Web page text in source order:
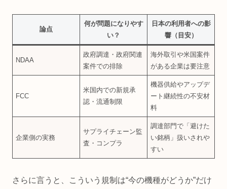
論点
何が問題になりやす
い？
日本の利用者への影
響（目安）
NDAA
政府調達・政府関連
案件での排除
海外取引や米国案件
がある企業は要注意
FCC
米国内での新規承
認・流通制限
機器供給やアップデ
ート継続性の不安材
料
企業側の実務
サプライチェーン監
査・コンプラ
調達部門で「避けた
い銘柄」扱いされや
すい
さらに言うと、こういう規制は“今の機種がどうか”だけ